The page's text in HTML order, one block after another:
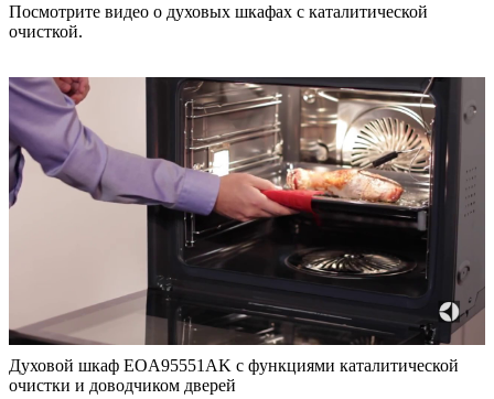
Посмотрите видео о духовых шкафах с каталитической
очисткой.
Духовой шкаф EOA95551AK с функциями каталитической
очистки и доводчиком дверей